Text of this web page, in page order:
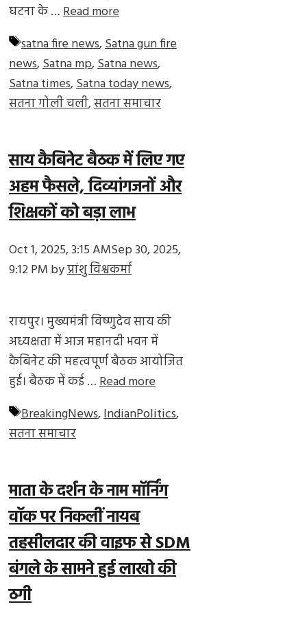
घटना के …Read more
Tags
satna fire news,Satna gun fire
news,Satna mp,Satna news,
Satna times,Satna today news,
सतना गोली चली,सतना समाचार
साय कैबिनेट बैठक में लिए गए
अहम फैसले, दिव्यांगजनों और
शिक्षकों को बड़ा लाभ
Oct 1, 2025, 3:15 AMSep 30, 2025,
9:12 PM byप्रांशु विश्वकर्मा
रायपुर। मुख्यमंत्री विष्णुदेव साय की
अध्यक्षता में आज महानदी भवन में
कैबिनेट की महत्वपूर्ण बैठक आयोजित
हुई। बैठक में कई …Read more
Tags
BreakingNews,IndianPolitics,
सतना समाचार
माता के दर्शन के नाम मॉर्निंग
वॉक पर निकलीं नायब
तहसीलदार की वाइफ से SDM
बंगले के सामने हुई लाखो की
ठगी